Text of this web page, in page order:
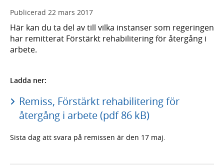
Publicerad 22 mars 2017
Här kan du ta del av till vilka instanser som regeringen
har remitterat Förstärkt rehabilitering för återgång i
arbete.
Ladda ner:
Remiss, Förstärkt rehabilitering för
återgång i arbete (pdf 86 kB)
Sista dag att svara på remissen är den 17 maj.